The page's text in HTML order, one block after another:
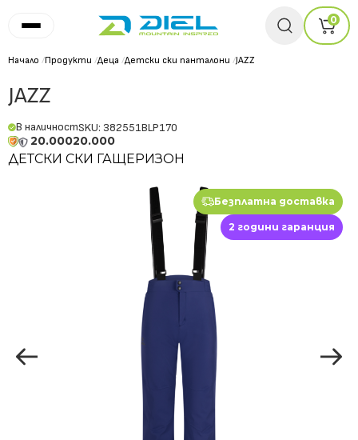
0
Начало /Продукти /Деца /Детски ски панталони /JAZZ
JAZZ
В наличностSKU: 382551BLP170
20.00020.000
ДЕТСКИ СКИ ГАЩЕРИЗОН
Безплатна доставка
2 години гаранция